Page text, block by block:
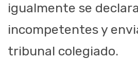
igualmente se
incompetentes y
tribunal colegiado.